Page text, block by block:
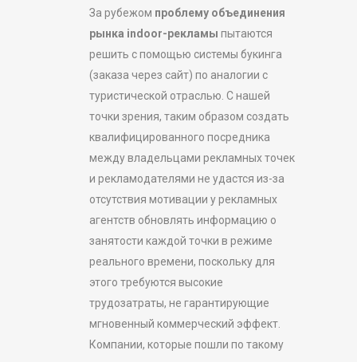
За рубежом проблему объединения
рынка indoor-рекламы пытаются
решить с помощью системы букинга
(заказа через сайт) по аналогии с
туристической отраслью. С нашей
точки зрения, таким образом создать
квалифицированного посредника
между владельцами рекламных точек
и рекламодателями не удастся из-за
отсутствия мотивации у рекламных
агентств обновлять информацию о
занятости каждой точки в режиме
реального времени, поскольку для
этого требуются высокие
трудозатраты, не гарантирующие
мгновенный коммерческий эффект.
Компании, которые пошли по такому